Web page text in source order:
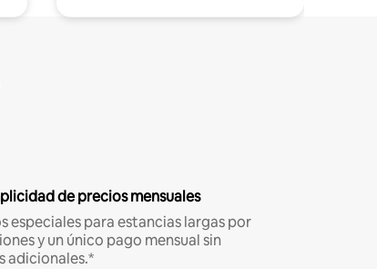
de precios mensuales
especiales para estancias largas por
y un único pago mensual sin
adicionales.*